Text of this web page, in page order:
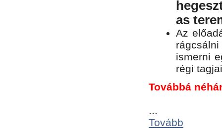
as
Az
ismerni
régi
Továbbá
...
Tovább